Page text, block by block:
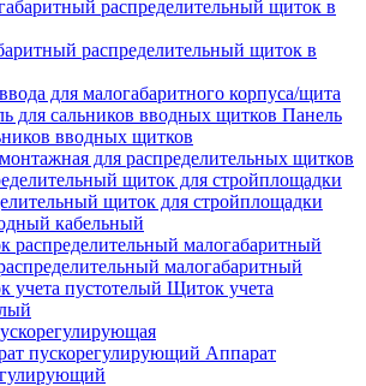
распределительный щиток в
для малогабаритного корпуса/щита
Панель
вводных щитков
для распределительных щитков
щиток для стройплощадки
кабельный
малогабаритный
Щиток учета
Аппарат